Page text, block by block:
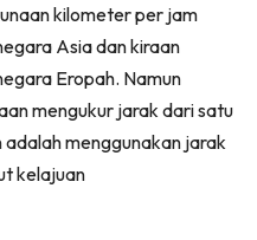
kilometer per jam
Asia dan kiraan
Eropah. Namun
mengukur jarak dari satu
menggunakan jarak
kelajuan